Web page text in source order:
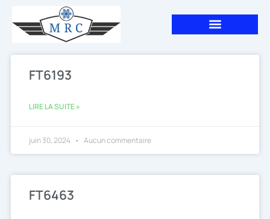
contenu
FT6193
LIRE LA SUITE »
juin 30, 2024 Aucun commentaire
FT6463